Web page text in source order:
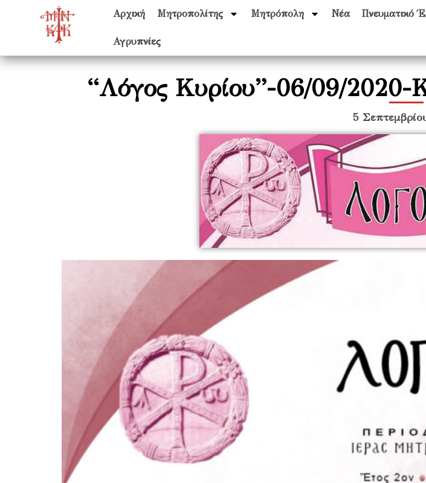
Αρχική Μητροπολίτης Μητρόπολη Νέα Πνευματικό
Αγρυπνίες
“Λόγος Κυρίου”-06/09/2020-
5